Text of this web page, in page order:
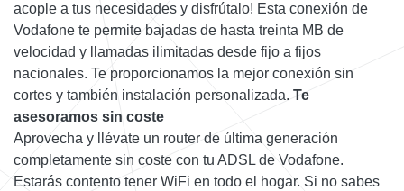
acople a tus necesidades y disfrútalo! Esta conexión de
Vodafone te permite bajadas de hasta treinta MB de
velocidad y llamadas ilimitadas desde fijo a fijos
nacionales. Te proporcionamos la mejor conexión sin
cortes y también instalación personalizada. Te
asesoramos sin coste
Aprovecha y llévate un router de última generación
completamente sin coste con tu ADSL de Vodafone.
Estarás contento tener WiFi en todo el hogar. Si no sabes